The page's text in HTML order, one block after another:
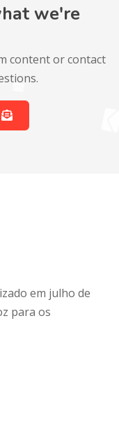
we're
content or contact
em julho de
para os